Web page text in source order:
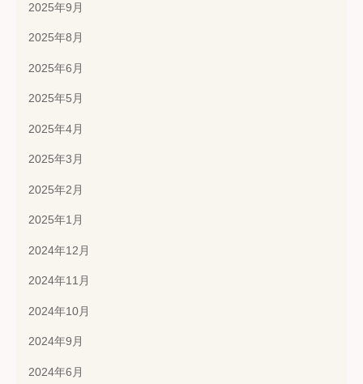
2025年9月
2025年8月
2025年6月
2025年5月
2025年4月
2025年3月
2025年2月
2025年1月
2024年12月
2024年11月
2024年10月
2024年9月
2024年6月